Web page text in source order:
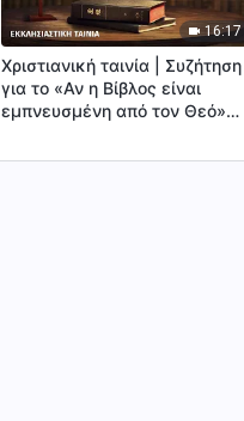
16:17
Χριστιανική ταινία | Συζήτηση
για το «Αν η Βίβλος είναι
εμπνευσμένη από τον Θεό»